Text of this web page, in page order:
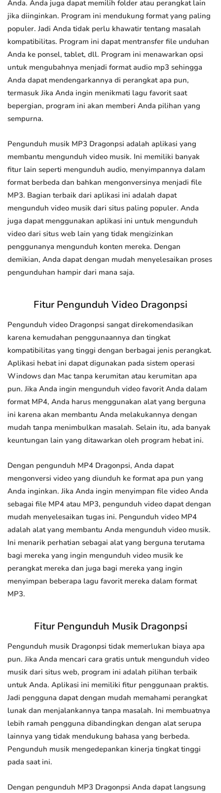
Anda. Anda juga dapat memilih folder atau perangkat lain
jika diinginkan. Program ini mendukung format yang paling
populer. Jadi Anda tidak perlu khawatir tentang masalah
kompatibilitas. Program ini dapat mentransfer file unduhan
Anda ke ponsel, tablet, dll. Program ini menawarkan opsi
untuk mengubahnya menjadi format audio mp3 sehingga
Anda dapat mendengarkannya di perangkat apa pun,
termasuk Jika Anda ingin menikmati lagu favorit saat
bepergian, program ini akan memberi Anda pilihan yang
sempurna.
Pengunduh musik MP3 Dragonpsi adalah aplikasi yang
membantu mengunduh video musik. Ini memiliki banyak
fitur lain seperti mengunduh audio, menyimpannya dalam
format berbeda dan bahkan mengonversinya menjadi file
MP3. Bagian terbaik dari aplikasi ini adalah dapat
mengunduh video musik dari situs paling populer. Anda
juga dapat menggunakan aplikasi ini untuk mengunduh
video dari situs web lain yang tidak mengizinkan
penggunanya mengunduh konten mereka. Dengan
demikian, Anda dapat dengan mudah menyelesaikan proses
pengunduhan hampir dari mana saja.
Fitur Pengunduh Video Dragonpsi
Pengunduh video Dragonpsi sangat direkomendasikan
karena kemudahan penggunaannya dan tingkat
kompatibilitas yang tinggi dengan berbagai jenis perangkat.
Aplikasi hebat ini dapat digunakan pada sistem operasi
Windows dan Mac tanpa kerumitan atau kerumitan apa
pun. Jika Anda ingin mengunduh video favorit Anda dalam
format MP4, Anda harus menggunakan alat yang berguna
ini karena akan membantu Anda melakukannya dengan
mudah tanpa menimbulkan masalah. Selain itu, ada banyak
keuntungan lain yang ditawarkan oleh program hebat ini.
Dengan pengunduh MP4 Dragonpsi, Anda dapat
mengonversi video yang diunduh ke format apa pun yang
Anda inginkan. Jika Anda ingin menyimpan file video Anda
sebagai file MP4 atau MP3, pengunduh video dapat dengan
mudah menyelesaikan tugas ini. Pengunduh video MP4
adalah alat yang membantu Anda mengunduh video musik.
Ini menarik perhatian sebagai alat yang berguna terutama
bagi mereka yang ingin mengunduh video musik ke
perangkat mereka dan juga bagi mereka yang ingin
menyimpan beberapa lagu favorit mereka dalam format
MP3.
Fitur Pengunduh Musik Dragonpsi
Pengunduh musik Dragonpsi tidak memerlukan biaya apa
pun. Jika Anda mencari cara gratis untuk mengunduh video
musik dari situs web, program ini adalah pilihan terbaik
untuk Anda. Aplikasi ini memiliki fitur penggunaan praktis.
Jadi pengguna dapat dengan mudah memahami perangkat
lunak dan menjalankannya tanpa masalah. Ini membuatnya
lebih ramah pengguna dibandingkan dengan alat serupa
lainnya yang tidak mendukung bahasa yang berbeda.
Pengunduh musik mengedepankan kinerja tingkat tinggi
pada saat ini.
Dengan pengunduh MP3 Dragonpsi Anda dapat langsung